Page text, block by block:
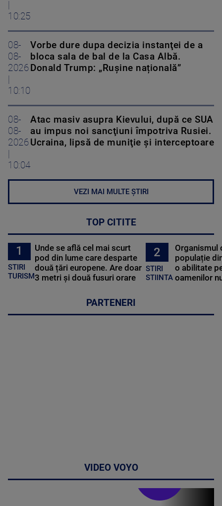
10:25
08-
08-
2026
10:10
Vorbe dure dupa decizia instanţei de a
bloca sala de bal de la Casa Albă.
Donald Trump: „Rușine națională”
08-
08-
2026
10:04
Atac masiv asupra Kievului, după ce SUA
au impus noi sancţiuni împotriva Rusiei.
Ucraina, lipsă de muniţie şi interceptoare
VEZI MAI MULTE ȘTIRI
TOP CITITE
1
STIRI
TURISM
Unde se află cel mai scurt
pod din lume care desparte
două țări europene. Are doar
3 metri și două fusuri orare
2
STIRI
STIINTA
Organismul
populație
o abilitate
oamenilor
PARTENERI
VIDEO VOYO